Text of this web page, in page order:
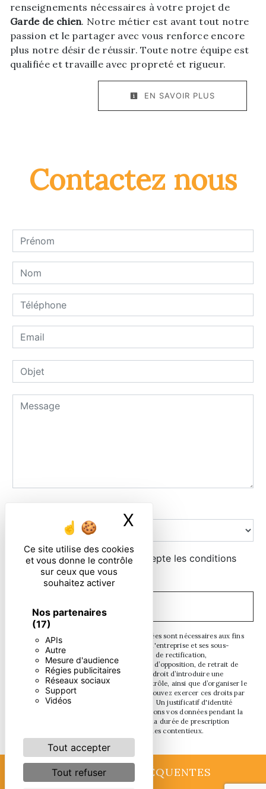
Ce site utilise des cookies
et vous donne le contrôle
sur ceux que vous
souhaitez activer
Nos partenaires
(17)
APIs
Autre
Mesure d'audience
Régies publicitaires
Réseaux sociaux
Support
Vidéos
Tout accepter
Tout refuser
X Masquer le
renseignements nécessaires à votre projet de
Garde de chien. Notre métier est avant tout notre
passion et le partager avec vous renforce encore
plus notre désir de réussir. Toute notre équipe est
qualifiée et travaille avec propreté et rigueur.
EN SAVOIR PLUS
Contactez nous
En cochant cette case, j'accepte les conditions
particulières ci-dessous **
** Les données personnelles communiquées sont nécessaires aux fins
de vous contacter. Elles sont destinées à l'entreprise et ses sous-
traitants. Vous disposez de droits d’accès, de rectification,
d’effacement, de portabilité, de limitation, d’opposition, de retrait de
votre consentement à tout moment et du droit d’introduire une
réclamation auprès d’une autorité de contrôle, ainsi que d’organiser le
sort de vos données post-mortem. Vous pouvez exercer ces droits par
voie postale ou par courrier électronique. Un justificatif d'identité
pourra vous être demandé. Nous conservons vos données pendant la
période de prise de contact puis pendant la durée de prescription
légale aux fins probatoires et de gestion des contentieux.
RECHERCHES FRÉQUENTES